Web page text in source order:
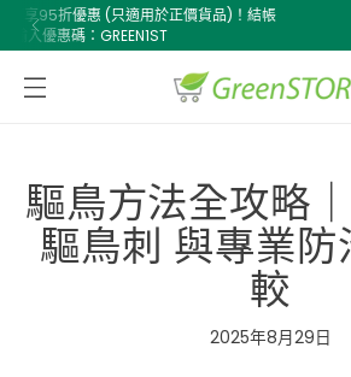
購物滿$500即享免費送貨！
驅鳥方法全攻略
驅鳥刺 與專業
較
2025年8月29日